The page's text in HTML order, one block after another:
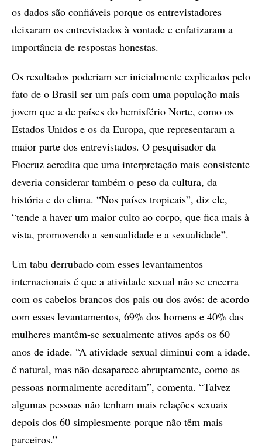
os dados são confiáveis porque os entrevistadores
deixaram os entrevistados à vontade e enfatizaram a
importância de respostas honestas.
Os resultados poderiam ser inicialmente explicados pelo
fato de o Brasil ser um país com uma população mais
jovem que a de países do hemisfério Norte, como os
Estados Unidos e os da Europa, que representaram a
maior parte dos entrevistados. O pesquisador da
Fiocruz acredita que uma interpretação mais consistente
deveria considerar também o peso da cultura, da
história e do clima. “Nos países tropicais”, diz ele,
“tende a haver um maior culto ao corpo, que fica mais à
vista, promovendo a sensualidade e a sexualidade”.
Um tabu derrubado com esses levantamentos
internacionais é que a atividade sexual não se encerra
com os cabelos brancos dos pais ou dos avós: de acordo
com esses levantamentos, 69% dos homens e 40% das
mulheres mantêm-se sexualmente ativos após os 60
anos de idade. “A atividade sexual diminui com a idade,
é natural, mas não desaparece abruptamente, como as
pessoas normalmente acreditam”, comenta. “Talvez
algumas pessoas não tenham mais relações sexuais
depois dos 60 simplesmente porque não têm mais
parceiros.”